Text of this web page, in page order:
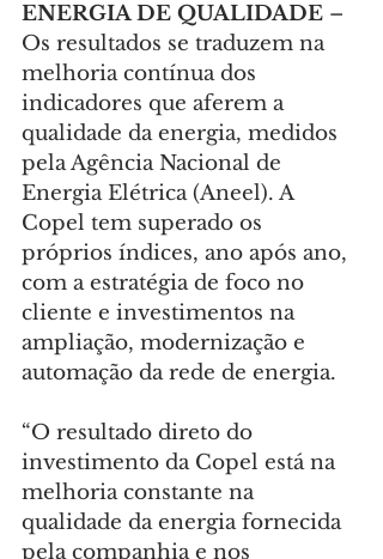
ENERGIA DE QUALIDADE –
Os resultados se traduzem na
melhoria contínua dos
indicadores que aferem a
qualidade da energia, medidos
pela Agência Nacional de
Energia Elétrica (Aneel). A
Copel tem superado os
próprios índices, ano após ano,
com a estratégia de foco no
cliente e investimentos na
ampliação, modernização e
automação da rede de energia.
“O resultado direto do
investimento da Copel está na
melhoria constante na
qualidade da energia fornecida
pela companhia e nos